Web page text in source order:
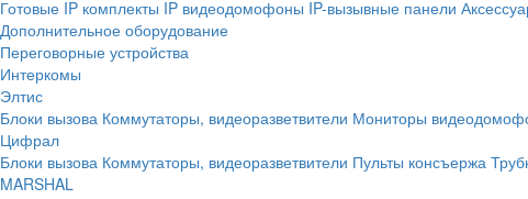
Готовые IP комплекты IP видеодомофоны IP-вызывные панели
Дополнительное оборудование
Переговорные устройства
Интеркомы
Элтис
Блоки вызова Коммутаторы, видеоразветвители Мониторы
Цифрал
Блоки вызова Коммутаторы, видеоразветвители Пульты консъержа
MARSHAL